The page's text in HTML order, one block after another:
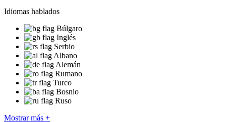
Idiomas hablados
Búlgaro
Inglés
Serbio
Albano
Alemán
Rumano
Turco
Bosnio
Ruso
Mostrar más +